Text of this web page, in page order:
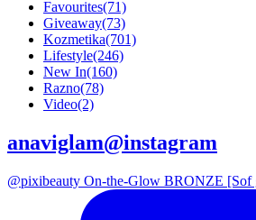
Favourites(71)
Giveaway(73)
Kozmetika(701)
Lifestyle(246)
New In(160)
Razno(78)
Video(2)
anaviglam@instagram
@pixibeauty On-the-Glow BRONZE [Sof